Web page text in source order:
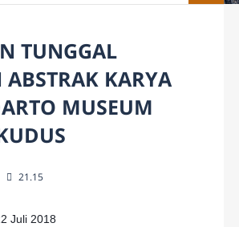
TUNGGAL
KARYA
MUSEUM
21.15
Juli 2018